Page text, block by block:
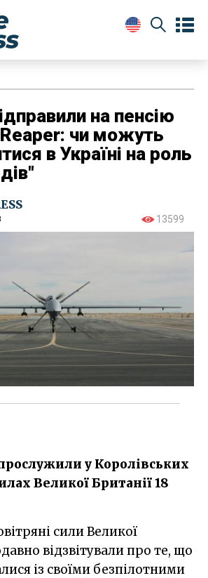
на пенсію
Reaper: чи можуть
в Україні на роль
13599
у Королівських
Великої Британії 18
відзвітували про те, що
із своїми безпілотними